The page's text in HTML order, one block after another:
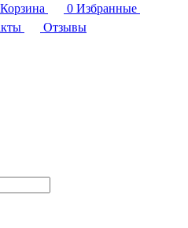
Корзина 0 Избранные
Отзывы